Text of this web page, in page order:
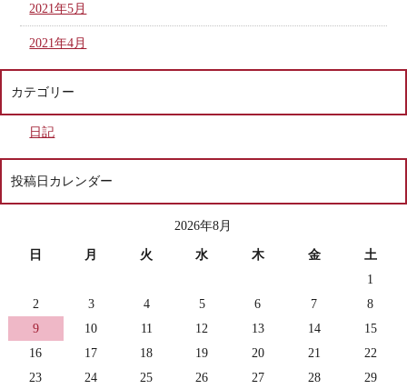
2021年5月
2021年4月
カテゴリー
日記
投稿日カレンダー
2026年8月
日 月 火 水 木 金
土
1
2
3 4 5 6 7
8
9
10 11 12 13 14
15
16
17 18 19 20 21
22
23
24 25 26 27 28 29